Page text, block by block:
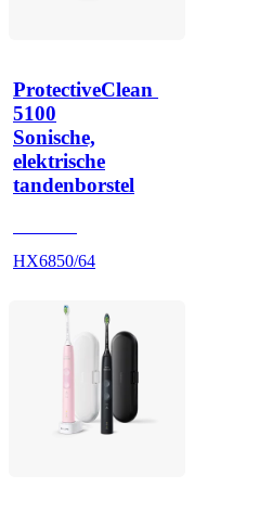
ProtectiveClean
5100
Sonische,
elektrische
tandenborstel
HX6850/64